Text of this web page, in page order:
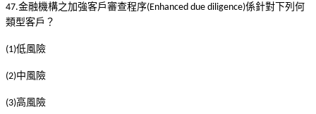
47.金融機構之加強客戶審查程序(Enhanced due diligence)係針對下列何
類型客戶？
(1)低風險
(2)中風險
(3)高風險